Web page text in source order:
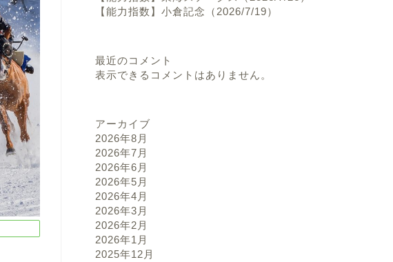
【能力指数】小倉記念（2026/7/19）
最近のコメント
表示できるコメントはありません。
アーカイブ
2026年8月
2026年7月
2026年6月
2026年5月
2026年4月
2026年3月
2026年2月
2026年1月
2025年12月